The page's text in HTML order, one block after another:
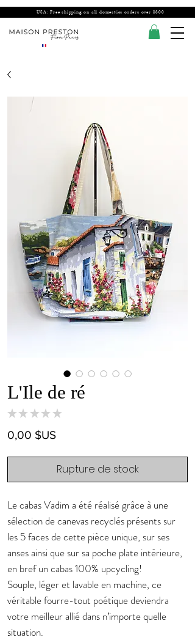
USA: Free shipping on all domestics orders over $300
L'Ile de ré
★ ★ ★ ★ ★
0,00 $USPrix
Rupture de stock
Le cabas Vadim a été réalisé grâce à une
sélection de canevas recyclés présents sur
les 5 faces de cette pièce unique, sur ses
anses ainsi que sur sa poche plate intérieure,
en bref un cabas 100% upcycling!
Souple, léger et lavable en machine, ce
véritable fourre-tout poétique deviendra
votre meilleur allié dans n’importe quelle
situation.